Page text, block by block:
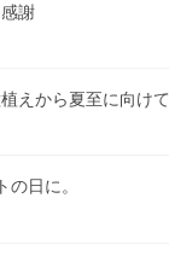
謝
えから夏至に向けて
の日に。